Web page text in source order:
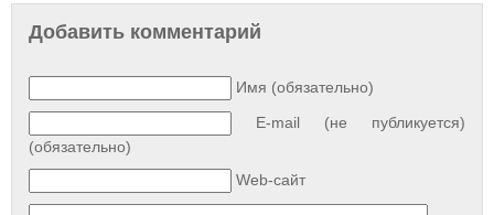
Добавить комментарий
Имя (обязательно)
E-mail (не публикуется)
(обязательно)
Web-сайт